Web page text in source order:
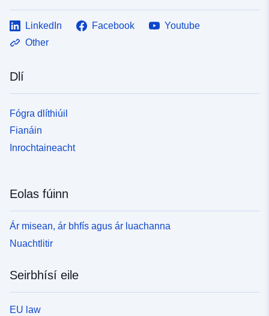
LinkedIn Facebook
Youtube
Other
Dlí
Fógra dlíthiúil
Fianáin
Inrochtaineacht
Eolas fúinn
Ár misean, ár bhfís agus ár luachanna
Nuachtlitir
Seirbhísí eile
EU law